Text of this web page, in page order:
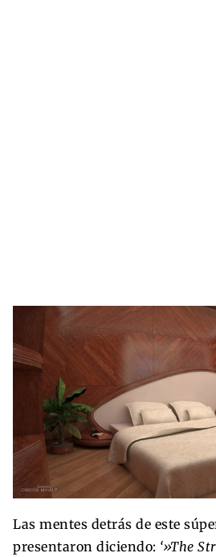
Las mentes detrás de este
presentaron diciendo: ‘»The